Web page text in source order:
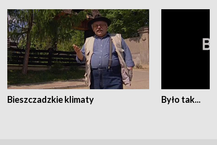
Bieszczadzkie klimaty Było tak...